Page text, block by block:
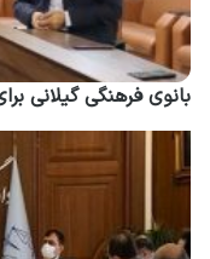
بانوی فرهنگی گیلانی